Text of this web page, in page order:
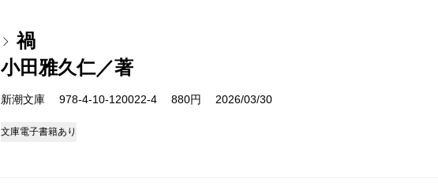
禍
小田雅久仁／著
新潮文庫 978-4-10-120022-4 880円 2026/03/30
文庫電子書籍あり